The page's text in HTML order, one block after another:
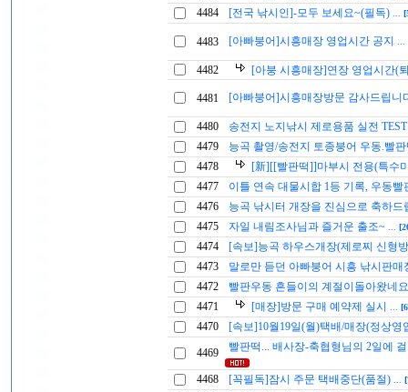
4484
[전국 낚시인]-모두 보세요~(필독)
4483 [아빠붕어]시흥매장 영업시간 공지
4482 [아붕 시흥매장]연장 영업시간(
4481 [아빠붕어]시흥매장방문 감사드립니
4480
송전지 노지낚시 제로용품 실전
4479
능곡 촬영/송전지 토종붕어 우동.빨
4478
[新][[빨판떡]]마부시 전용(특수
4477
이틀 연속 대물시합 1등 기록, 우동
4476
능곡 낚시터 개장을 진심으로 축하
4475
자일 내림조사님과 즐거운 출조~
4474
[속보]능곡 하우스개장(제로찌 신형
4473
말로만 듣던 아빠붕어 시흥 낚시판
4472
빨판우동 흔들이의 계절이돌아왔네
4471
[매장]방문 구매 예약제 실시
4470 [속보]10월19일(월)택배/매장(정상영
4469 빨판떡... 배사장-축협형님의 2일에
4468 [꼭필독]잠시 주문 택배중단(품절)